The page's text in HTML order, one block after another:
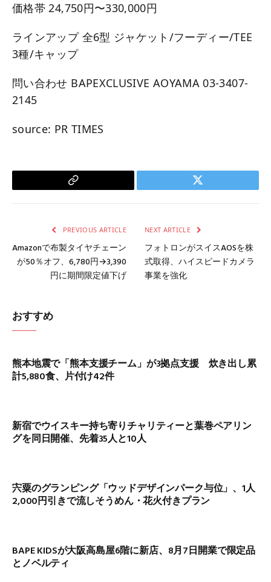
価格帯 24,750円〜330,000円
ラインアップ 全6型 ジャケット/フーディー/TEE
3種/キャップ
問い合わせ BAPEXCLUSIVE AOYAMA 03-3407-
2145
source: PR TIMES
Copy
Twitter
PREVIOUS ARTICLE
Amazonで布製タイヤチェーン
が50％オフ、6,780円→3,390
円に期間限定値下げ
NEXT ARTICLE
フォトロンがスイスAOSを株
式取得、ハイスピードカメラ
事業を強化
おすすめ
熊本地震で「熊本支援チーム」が3拠点支援 炊き出し累
計5,880食、片付け42件
新宿でウイスキー持ち寄りチャリティーと葉巻ペアリン
グを同日開催、先着35人と10人
宍粟のグランピング「ウッドデザインパーク与位」、1人
2,000円引きで流しそうめん・花火付きプラン
BAPE KIDSが大阪高島屋6階に新店、8月7日開業で限定品
とノベルティ